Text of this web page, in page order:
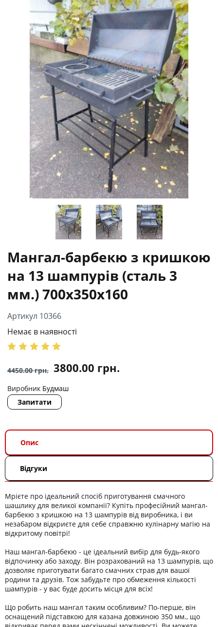
Мангал-барбекю з кришкою
на 13 шампурів (сталь 3
мм.) 700х350х160
Артикул 10366
Немає в наявності
4450.00грн. 3800.00 грн.
Виробник Будмаш
Запитати
Опис
Відгуки
Мрієте про ідеальний спосіб приготування смачного
шашлику для великої компанії? Купіть професійний мангал-
барбекю з кришкою на 13 шампурів від виробника, і ви
незабаром відкриєте для себе справжню кулінарну магію на
відкритому повітрі!
Наш мангал-барбекю - це ідеальний вибір для будь-якого
відпочинку або заходу. Він розрахований на 13 шампурів, що
дозволяє приготувати багато смачних страв для вашої
родини та друзів. Тож забудьте про обмеження кількості
шампурів - у вас буде досить місця для всіх!
Що робить наш мангал таким особливим? По-перше, він
оснащений підставкою для казана довжиною 350 мм., що